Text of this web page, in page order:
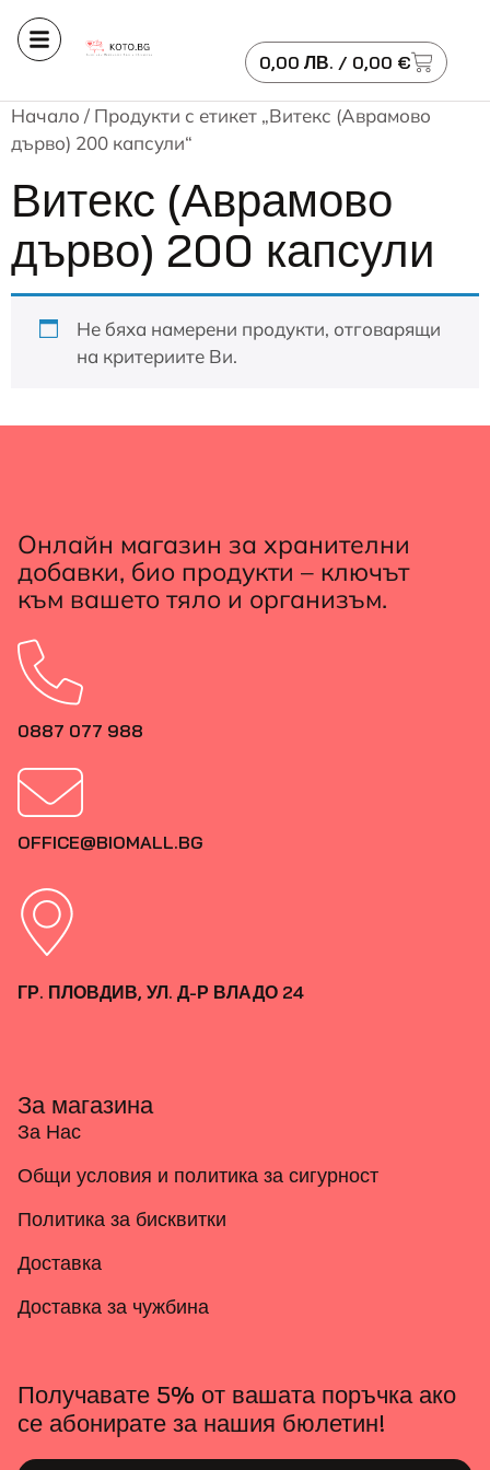
0,00 ЛВ. / 0,00 €
Начало / Продукти с етикет „Витекс (Аврамово
дърво) 200 капсули“
Витекс (Аврамово
дърво) 200 капсули
Не бяха намерени продукти, отговарящи
на критериите Ви.
Онлайн магазин за хранителни
добавки, био продукти – ключът
към вашето тяло и организъм.
0887 077 988
OFFICE@BIOMALL.BG
ГР. ПЛОВДИВ, УЛ. Д-Р ВЛАДО 24
За магазина
За Нас
Общи условия и политика за сигурност
Политика за бисквитки
Доставка
Доставка за чужбина
Получавате 5% от вашата поръчка ако
се абонирате за нашия бюлетин!